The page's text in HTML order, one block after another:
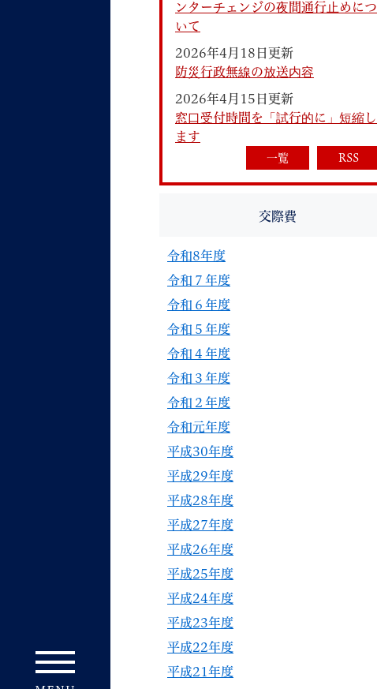
妊娠・出産 子育て
音声読み上げ
携帯サイト
ンターチェンジの夜間通行止めにつ
いて
2026年4月18日更新
防災行政無線の放送内容
2026年4月15日更新
窓口受付時間を「試行的に」短縮し
ます
一覧 RSS
交際費
令和8年度
令和７年度
令和６年度
令和５年度
令和４年度
令和３年度
令和２年度
令和元年度
平成30年度
平成29年度
平成28年度
平成27年度
平成26年度
平成25年度
平成24年度
平成23年度
平成22年度
平成21年度